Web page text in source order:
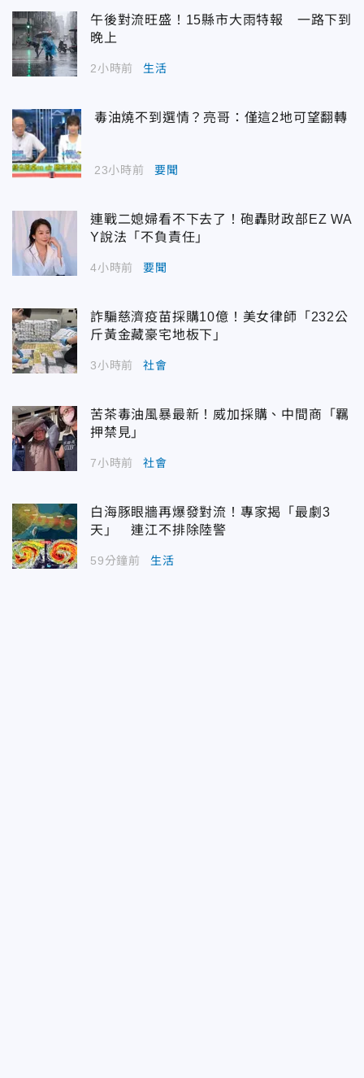
午後對流旺盛！15縣市大雨特報 一路下到
晚上
2小時前 生活
毒油燒不到選情？亮哥：僅這2地可望翻轉
23小時前 要聞
連戰二媳婦看不下去了！砲轟財政部EZ WA
Y說法「不負責任」
4小時前 要聞
詐騙慈濟疫苗採購10億！美女律師「232公
斤黃金藏豪宅地板下」
3小時前 社會
苦茶毒油風暴最新！威加採購、中間商「羈
押禁見」
7小時前 社會
白海豚眼牆再爆發對流！專家揭「最劇3
天」 連江不排除陸警
59分鐘前 生活